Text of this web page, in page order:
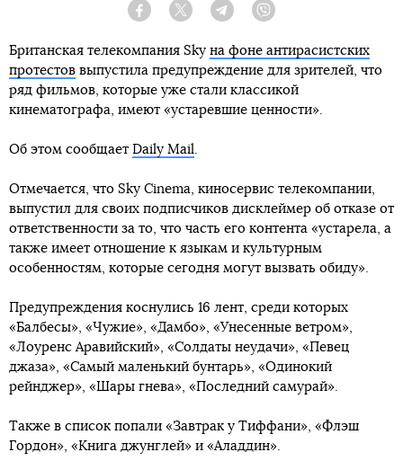
Facebook Twitter Telegram
Британская телекомпания Sky на фоне антирасистских
протестов выпустила предупреждение для зрителей, что
ряд фильмов, которые уже стали классикой
кинематографа, имеют «устаревшие ценности».
Об этом сообщает Daily Mail.
Отмечается, что Sky Cinema, киносервис телекомпании,
выпустил для своих подписчиков дисклеймер об отказе от
ответственности за то, что часть его контента «устарела, а
также имеет отношение к языкам и культурным
особенностям, которые сегодня могут вызвать обиду».
Предупреждения коснулись 16 лент, среди которых
«Балбесы», «Чужие», «Дамбо», «Унесенные ветром»,
«Лоуренс Аравийский», «Солдаты неудачи», «Певец
джаза», «Самый маленький бунтарь», «Одинокий
рейнджер», «Шары гнева», «Последний самурай».
Также в список попали «Завтрак у Тиффани», «Флэш
Гордон», «Книга джунглей» и «Аладдин».